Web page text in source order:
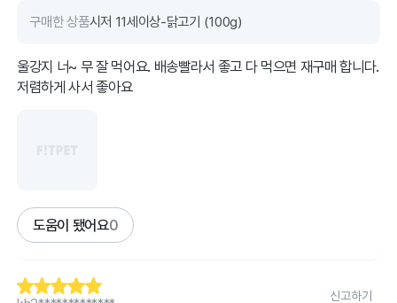
구매한 상품시저 11세이상-닭고기 (100g)
울강지 너~ 무 잘 먹어요. 배송빨라서 좋고 다 먹으면 재구매 합니다.
저렴하게 사서 좋아요
도움이 됐어요0
신고하기